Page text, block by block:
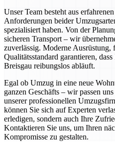
Unser Team besteht aus
Anforderungen beider
spezialisiert haben. Von der
sicheren Transport – wir
zuverlässig. Moderne
Qualitätsstandard garantieren,
Breisgau reibungslos abläuft.
Egal ob Umzug in eine neue
ganzen Geschäfts – wir passen
unserer professionellen
können Sie sich auf Experten
erledigen, sondern auch Ihre
Kontaktieren Sie uns, um Ihren
Kompromisse zu gestalten.